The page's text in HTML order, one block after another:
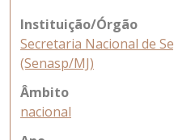
Instituição/Órgão
Secretaria Nacional de
(Senasp/MJ)
Âmbito
nacional